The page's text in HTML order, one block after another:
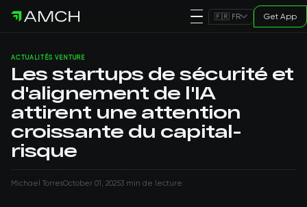
🇫🇷 FR Get App
ACTUALITÉS VENTURE
Les startups de sécurité et
d'alignement de l'IA
attirent une attention
croissante du capital-
risque
Michael TorresOctober 01, 20253 min de lecture